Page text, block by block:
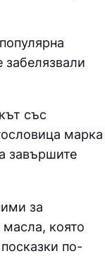
забелязвали
със
марка
завършите
за
масла, която
по-